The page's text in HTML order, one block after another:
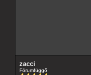
zacci
Fórumfüggő